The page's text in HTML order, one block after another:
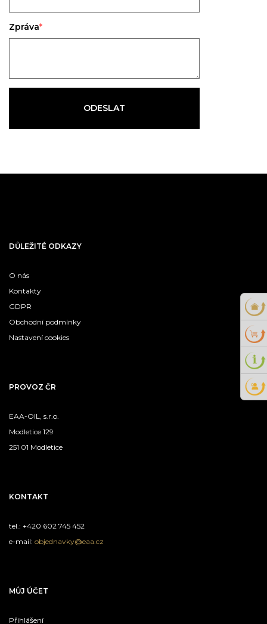
Zpráva
ODESLAT
DŮLEŽITÉ ODKAZY
O nás
Kontakty
GDPR
Obchodní podmínky
Nastavení cookies
PROVOZ ČR
EAA-OIL, s.r.o.
Modletice 129
251 01 Modletice
KONTAKT
tel.: +420 602 745 452
e-mail: objednavky@eaa.cz
MŮJ ÚČET
Přihlášení